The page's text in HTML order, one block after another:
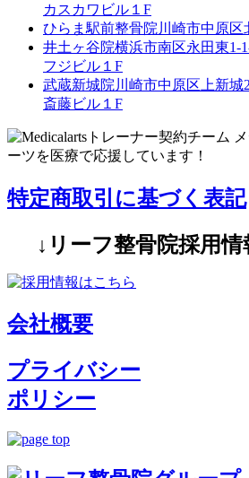
カスカワビル１F
ひらま駅前整骨院 川崎市中原区
井土ヶ谷院横浜市南区永田東1-
フジビル１F
武蔵新城院 川崎市中原区上新城
斎藤ビル１F
特定商取引に基づく表記
↓リーフ整骨院採用
会社概要
プライバシー
ポリシー